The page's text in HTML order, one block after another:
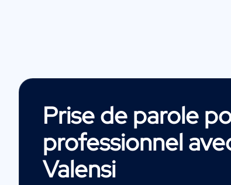
Prise de parole
professionnel
Valensi